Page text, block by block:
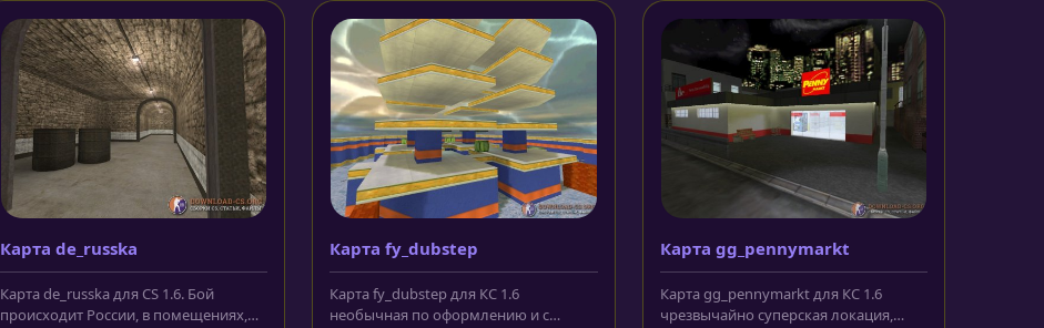
Карта de_russka
Карта de_russka для CS 1.6. Бой
происходит России, в помещениях,
Карта fy_dubstep
Карта fy_dubstep для КС 1.6
необычная по оформлению и с
Карта gg_pennymarkt
Карта gg_pennymarkt для КС 1.6
чрезвычайно суперская локация,